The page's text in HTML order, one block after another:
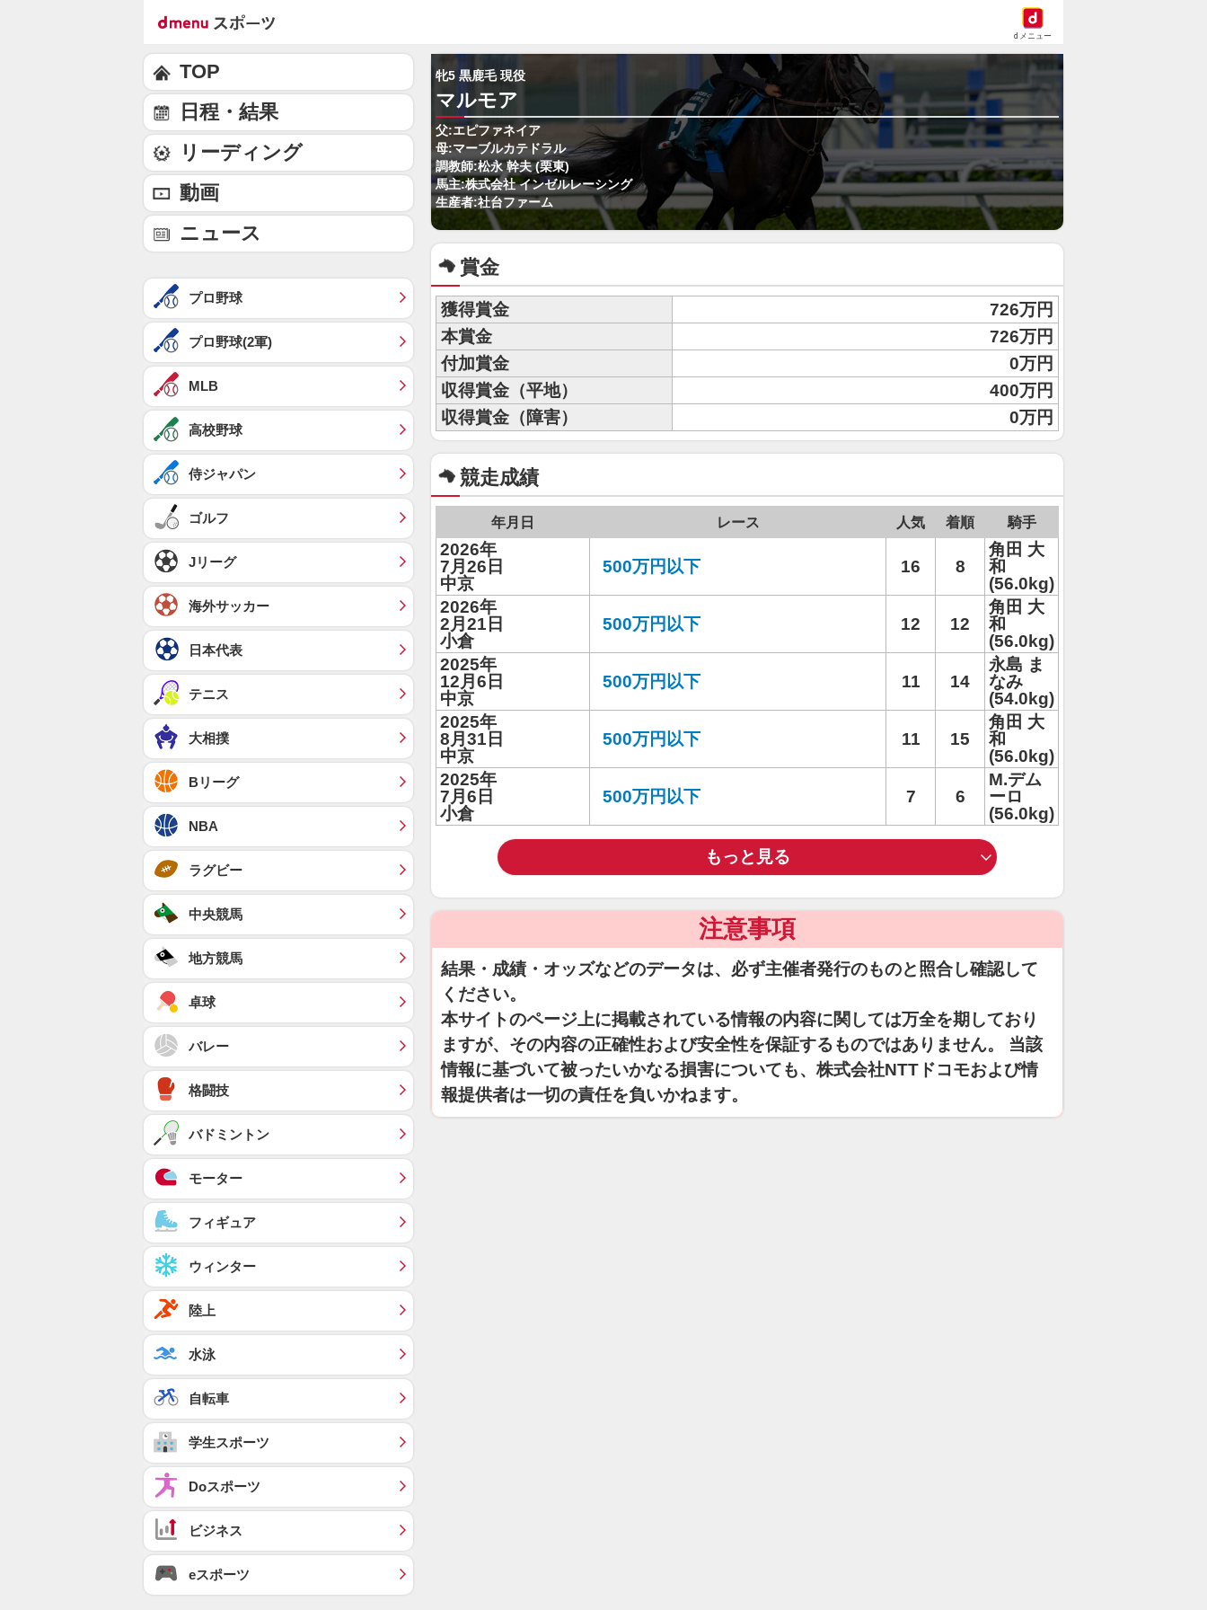
dメニュー
牝5 黒鹿毛 現役
マルモア
父:エピファネイア
母:マーブルカテドラル
調教師:松永 幹夫 (栗東)
馬主:株式会社 インゼルレーシング
生産者:社台ファーム
賞金
獲得賞金
726万円
本賞金
726万円
付加賞金
0万円
収得賞金（平地）
400万円
収得賞金（障害）
0万円
競走成績
年月日 レース 人気 着順 騎手
2026年
7月26日
中京
500万円以下 16 8
角田 大
和
(56.0kg)
2026年
2月21日
小倉
500万円以下 12 12
角田 大
和
(56.0kg)
2025年
12月6日
中京
500万円以下 11 14
永島 ま
なみ
(54.0kg)
2025年
8月31日
中京
500万円以下 11 15
角田 大
和
(56.0kg)
2025年
7月6日
小倉
500万円以下 7 6
M.デム
ーロ
(56.0kg)
もっと見る
注意事項
結果・成績・オッズなどのデータは、必ず主催者発行のものと照合し確認して
ください。
本サイトのページ上に掲載されている情報の内容に関しては万全を期しており
ますが、その内容の正確性および安全性を保証するものではありません。 当該
情報に基づいて被ったいかなる損害についても、株式会社NTTドコモおよび情
報提供者は一切の責任を負いかねます。
TOP
日程・結果
リーディング
動画
ニュース
プロ野球
プロ野球(2軍)
MLB
高校野球
侍ジャパン
ゴルフ
Jリーグ
海外サッカー
日本代表
テニス
大相撲
Bリーグ
NBA
ラグビー
中央競馬
地方競馬
卓球
バレー
格闘技
バドミントン
モーター
フィギュア
ウィンター
陸上
水泳
自転車
学生スポーツ
Doスポーツ
ビジネス
eスポーツ